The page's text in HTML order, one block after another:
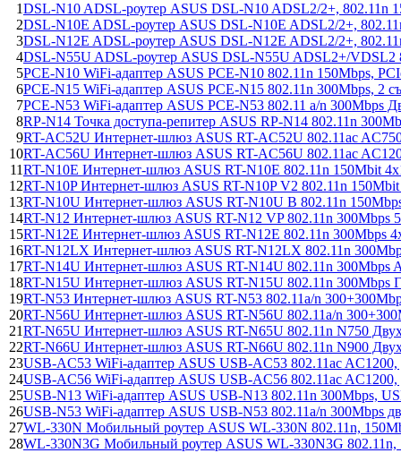
1DSL-N10 ADSL-роутер ASUS DSL-N10 ADSL2/2+, 802.11n
2DSL-N10E ADSL-роутер ASUS DSL-N10E ADSL2/2+,
3DSL-N12E ADSL-роутер ASUS DSL-N12E ADSL2/2+,
4DSL-N55U ADSL-роутер ASUS DSL-N55U ADSL2+/
5PCE-N10 WiFi-адаптер ASUS PCE-N10 802.11n 150Mbps,
6PCE-N15 WiFi-адаптер ASUS PCE-N15 802.11n 300Mbps, 2
7PCE-N53 WiFi-адаптер ASUS PCE-N53 802.11 a/n 300Mbps
8RP-N14 Точка доступа-репитер ASUS RP-N14 802.11n
9RT-AC52U Интернет-шлюз ASUS RT-AC52U 802.11ac
10RT-AC56U Интернет-шлюз ASUS RT-AC56U 802.11ac
11RT-N10E Интернет-шлюз ASUS RT-N10E 802.11n 150Mbit
12RT-N10P Интернет-шлюз ASUS RT-N10P V2 802.11n
13RT-N10U Интернет-шлюз ASUS RT-N10U B 802.11n
14RT-N12 Интернет-шлюз ASUS RT-N12 VP 802.11n
15RT-N12E Интернет-шлюз ASUS RT-N12E 802.11n 300Mbps
16RT-N12LX Интернет-шлюз ASUS RT-N12LX 802.11n
17RT-N14U Интернет-шлюз ASUS RT-N14U 802.11n 300Mbps
18RT-N15U Интернет-шлюз ASUS RT-N15U 802.11n 300Mbps
19RT-N53 Интернет-шлюз ASUS RT-N53 802.11a/n
20RT-N56U Интернет-шлюз ASUS RT-N56U 802.11a/n
21RT-N65U Интернет-шлюз ASUS RT-N65U 802.11n N750
22RT-N66U Интернет-шлюз ASUS RT-N66U 802.11n N900
23USB-AC53 WiFi-адаптер ASUS USB-AC53 802.11ac
24USB-AC56 WiFi-адаптер ASUS USB-AC56 802.11ac
25USB-N13 WiFi-адаптер ASUS USB-N13 802.11n 300Mbps,
26USB-N53 WiFi-адаптер ASUS USB-N53 802.11a/n 300Mbps
27WL-330N Мобильный роутер ASUS WL-330N 802.11n,
28WL-330N3G Мобильный роутер ASUS WL-330N3G 802.11n,